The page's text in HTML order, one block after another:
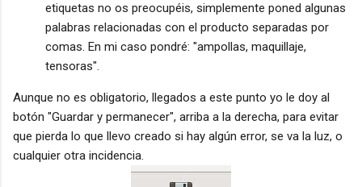
etiquetas no os preocupéis, simplemente poned algunas
palabras relacionadas con el producto separadas por
comas. En mi caso pondré: "ampollas, maquillaje,
tensoras".
Aunque no es obligatorio, llegados a este punto yo le doy al
botón "Guardar y permanecer", arriba a la derecha, para evitar
que pierda lo que llevo creado si hay algún error, se va la luz, o
cualquier otra incidencia.